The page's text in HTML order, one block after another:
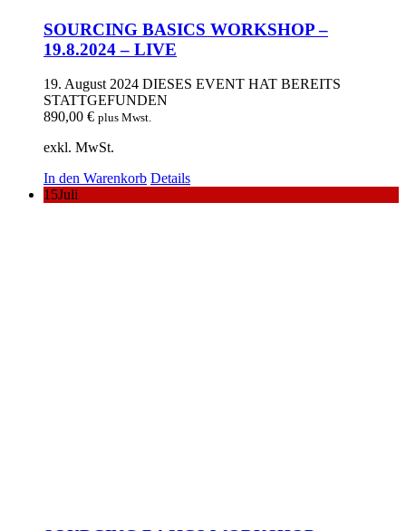
SOURCING BASICS WORKSHOP –
19.8.2024 – LIVE
19. August 2024 DIESES EVENT HAT BEREITS
STATTGEFUNDEN
890,00 € plus Mwst.
exkl. MwSt.
In den Warenkorb Details
15Juli